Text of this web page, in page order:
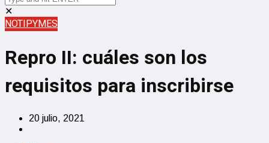
✕
NOTIPYMES
Repro II: cuáles son los
requisitos para inscribirse
20 julio, 2021